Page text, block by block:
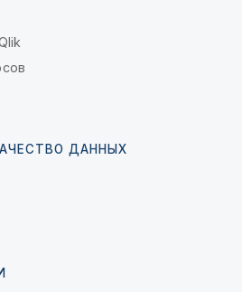
ДАННЫХ